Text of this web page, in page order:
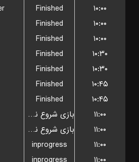
Finished
۱۰:۰۰
Finished
۱۰:۰۰
Finished
۱۰:۰۰
Finished
۱۰:۳۰
Finished
۱۰:۳۰
Finished
۱۰:۴۵
Finished
۱۰:۴۵
بازی شروع نشده است
۱۱:۰۰
بازی شروع نشده است
۱۱:۰۰
inprogress
۱۱:۰۰